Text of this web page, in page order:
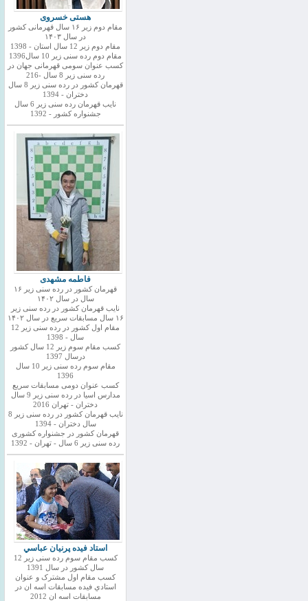
هستی خسروی
مقام دوم زیر ۱۶ سال قهرمانی کشور
در سال ۱۴۰۳
مقام دوم زیر 12 سال استان - 1398
مقام دوم رده سنی زیر 10 سال1396
کسب عنوان سومی قهرمانی جهان در
رده سنی زیر 8 سال -216
قهرمان کشور در رده سنی زیر 8 سال
دختران - 1394
نایب قهرمان رده سنی زیر 6 سال
جشنواره کشور - 1392
فاطمه مشهدی
قهرمان کشور در رده سنی زیر ۱۶
سال در سال ۱۴۰۲
نایب قهرمان کشور در رده سنی زیر
۱۶ سال مسابقات سریع در سال ۱۴۰۲
مقام اول کشور در رده سنی زیر 12
سال - 1398
کسب مقام سوم زیر 12 سال کشور
درسال 1397
مقام سوم رده سنی زیر 10 سال
1396
کسب عنوان دومی مسابقات سریع
مدارس اسیا در رده سنی زیر 9 سال
دختران - تهران 2016
نایب قهرمان کشور در رده سنی زیر 8
سال دختران - 1394
قهرمان کشور در جشنواره کشوری
رده سنی زیر 6 سال - تهران - 1392
استاد فيده پرنيان عباسي
کسب مقام سوم رده سنی زیر 12
سال کشور در سال 1391
کسب مقام اول مشترک و عنوان
استادي فيده مسابقات اسه ان در
مسابقات اسه ان 2012